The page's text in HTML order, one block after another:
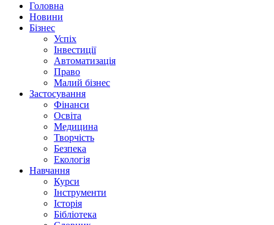
Головна
Новини
Бізнес
Успіх
Інвестиції
Автоматизація
Право
Малий бізнес
Застосування
Фінанси
Освіта
Медицина
Творчість
Безпека
Екологія
Навчання
Курси
Інструменти
Історія
Бібліотека